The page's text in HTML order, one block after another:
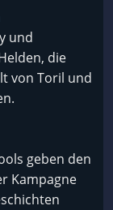
und
die
von Toril und
geben den
Kampagne